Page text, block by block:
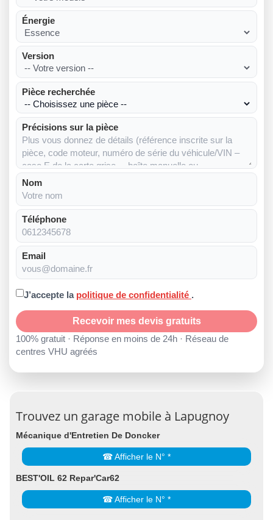
Énergie
Version
Pièce recherchée
Précisions sur la pièce
Nom
Téléphone
Email
J’accepte la politique de confidentialité .
Recevoir mes devis gratuits
100% gratuit · Réponse en moins de 24h · Réseau de
centres VHU agréés
Trouvez un garage mobile à Lapugnoy
Mécanique d'Entretien De Doncker
☎ Afficher le N° *
BEST'OIL 62 Repar'Car62
☎ Afficher le N° *